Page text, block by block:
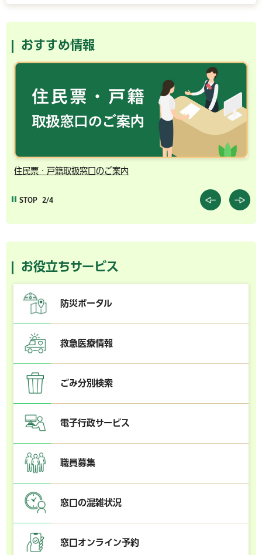
おすすめ情報
住民票・戸籍取扱窓口のご案内
STOP 2/4
お役立ちサービス
防災ポータル
救急医療情報
ごみ分別検索
電子行政サービス
職員募集
窓口の混雑状況
窓口オンライン予約